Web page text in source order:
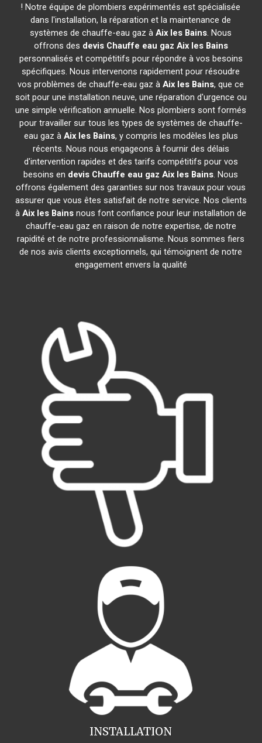
! Notre équipe de plombiers expérimentés est spécialisée
dans l'installation, la réparation et la maintenance de
systèmes de chauffe-eau gaz àAix les Bains. Nous
offrons des devis Chauffe eau gaz Aix les Bains
personnalisés et compétitifs pour répondre à vos besoins
spécifiques. Nous intervenons rapidement pour résoudre
vos problèmes de chauffe-eau gaz àAix les Bains, que ce
soit pour une installation neuve, une réparation d'urgence ou
une simple vérification annuelle. Nos plombiers sont formés
pour travailler sur tous les types de systèmes de chauffe-
eau gaz à Aix les Bains, y compris les modèles les plus
récents. Nous nous engageons à fournir des délais
d'intervention rapides et des tarifs compétitifs pour vos
besoins en devis Chauffe eau gaz Aix les Bains. Nous
offrons également des garanties sur nos travaux pour vous
assurer que vous êtes satisfait de notre service. Nos clients
àAix les Bains nous font confiance pour leur installation de
chauffe-eau gaz en raison de notre expertise, de notre
rapidité et de notre professionnalisme. Nous sommes fiers
de nos avis clients exceptionnels, qui témoignent de notre
engagement envers la qualité
INSTALLATION